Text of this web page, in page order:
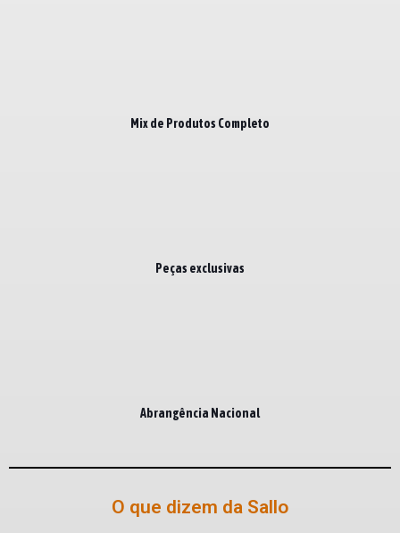
Mix de Produtos Completo
Peças exclusivas
Abrangência Nacional
O que dizem da Sallo